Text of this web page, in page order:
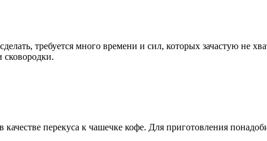
требуется много времени и сил, которых зачастую не
сковородки.
перекуса к чашечке кофе. Для приготовления